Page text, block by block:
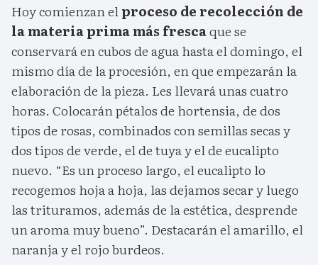
Hoy comienzan elproceso de recolección de
la materia prima más frescaque se
conservará en cubos de agua hasta el domingo, el
mismo día de la procesión, en que empezarán la
elaboración de la pieza. Les llevará unas cuatro
horas. Colocarán pétalos de hortensia, de dos
tipos de rosas, combinados con semillas secas y
dos tipos de verde, el de tuya y el de eucalipto
nuevo. “Es un proceso largo, el eucalipto lo
recogemos hoja a hoja, las dejamos secar y luego
las trituramos, además de la estética, desprende
un aroma muy bueno”. Destacarán el amarillo, el
naranja y el rojo burdeos.